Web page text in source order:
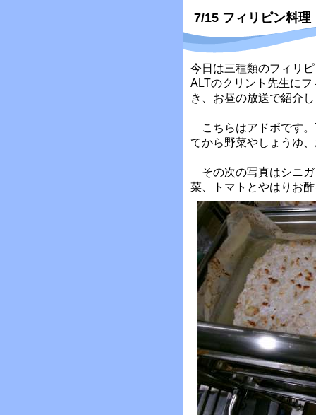
7/15 フィリピン料理
今日は三種類のフィリ
ALTのクリント先生に
き、お昼の放送で紹介
こちらはアドボです。
てから野菜やしょうゆ
その次の写真はシニガ
菜、トマトとやはりお